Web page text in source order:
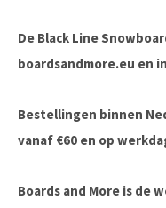
De Black Line
boardsandmore.eu en
Bestellingen binnen
vanaf €60 en op
Boards and More is de